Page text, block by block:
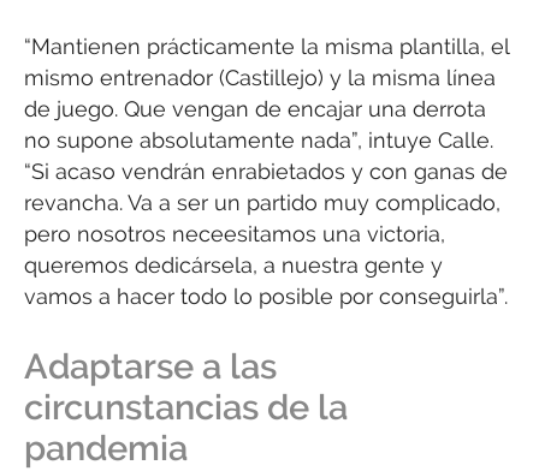
“Mantienen prácticamente la misma plantilla, el
mismo entrenador (Castillejo) y la misma línea
de juego. Que vengan de encajar una derrota
no supone absolutamente nada”, intuye Calle.
“Si acaso vendrán enrabietados y con ganas de
revancha. Va a ser un partido muy complicado,
pero nosotros neceesitamos una victoria,
queremos dedicársela, a nuestra gente y
vamos a hacer todo lo posible por conseguirla”.
Adaptarse a las
circunstancias de la
pandemia